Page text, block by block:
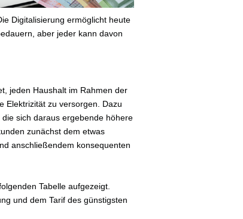
Digitalisierung ermöglicht heute
aber jeder kann davon
jeden Haushalt im Rahmen der
Elektrizität zu versorgen. Dazu
sich daraus ergebende höhere
zunächst dem etwas
anschließendem konsequenten
Tabelle aufgezeigt.
und dem Tarif des günstigsten